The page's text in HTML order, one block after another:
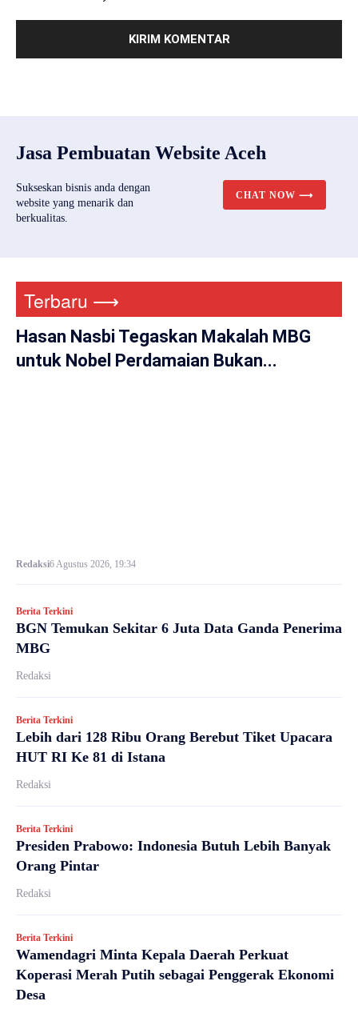
Jasa Pembuatan Website Aceh
Sukseskan bisnis anda dengan
website yang menarik dan
berkualitas.
CHAT NOW ⟶
Terbaru ⟶
Hasan Nasbi Tegaskan Makalah MBG
untuk Nobel Perdamaian Bukan...
Redaksi6 Agustus 2026, 19:34
Berita Terkini
BGN Temukan Sekitar 6 Juta Data Ganda Penerima
MBG
Redaksi
Berita Terkini
Lebih dari 128 Ribu Orang Berebut Tiket Upacara
HUT RI Ke 81 di Istana
Redaksi
Berita Terkini
Presiden Prabowo: Indonesia Butuh Lebih Banyak
Orang Pintar
Redaksi
Berita Terkini
Wamendagri Minta Kepala Daerah Perkuat
Koperasi Merah Putih sebagai Penggerak Ekonomi
Desa